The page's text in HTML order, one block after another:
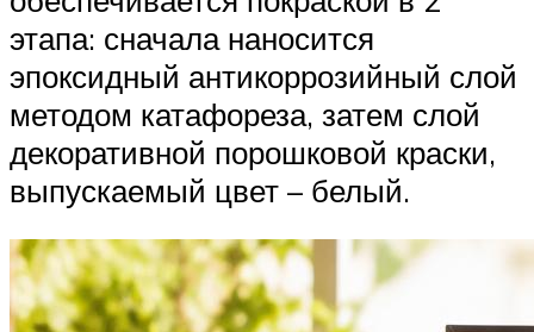
этапа: сначала наносится
эпоксидный антикоррозийный слой
методом катафореза, затем слой
декоративной порошковой краски,
выпускаемый цвет – белый.